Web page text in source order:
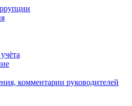
комментарии руководителей